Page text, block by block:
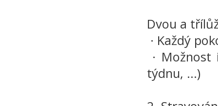
Dvou a
· Každý
·
týdnu, ...)